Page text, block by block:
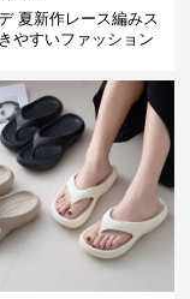
夏新作レース編みス
やすいファッション